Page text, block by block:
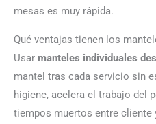
mesas es muy rápida.
Qué ventajas tienen los
Usar manteles individuales
mantel tras cada servicio sin
higiene, acelera el trabajo del
tiempos muertos entre cliente